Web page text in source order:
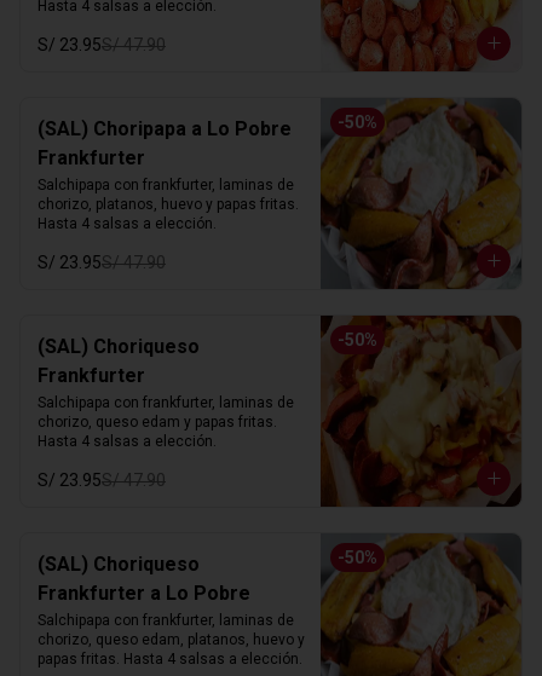
Hasta 4 salsas a elección.
S/ 23.95S/ 47.90
-50%
(SAL) Choripapa a Lo Pobre
Frankfurter
Salchipapa con frankfurter, laminas de
chorizo, platanos, huevo y papas fritas.
Hasta 4 salsas a elección.
S/ 23.95S/ 47.90
-50%
(SAL) Choriqueso
Frankfurter
Salchipapa con frankfurter, laminas de
chorizo, queso edam y papas fritas.
Hasta 4 salsas a elección.
S/ 23.95S/ 47.90
-50%
(SAL) Choriqueso
Frankfurter a Lo Pobre
Salchipapa con frankfurter, laminas de
chorizo, queso edam, platanos, huevo y
papas fritas. Hasta 4 salsas a elección.